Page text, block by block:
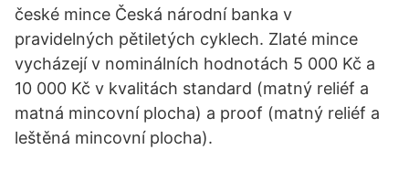
české mince Česká národní banka v
pravidelných pětiletých cyklech. Zlaté mince
vycházejí v nominálních hodnotách 5 000 Kč a
10 000 Kč v kvalitách standard (matný reliéf a
matná mincovní plocha) a proof (matný reliéf a
leštěná mincovní plocha).